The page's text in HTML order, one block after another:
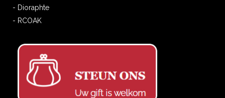
- Dioraphte
- RCOAK